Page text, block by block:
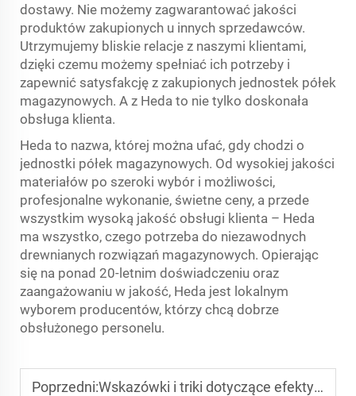
dostawy. Nie możemy zagwarantować jakości
produktów zakupionych u innych sprzedawców.
Utrzymujemy bliskie relacje z naszymi klientami,
dzięki czemu możemy spełniać ich potrzeby i
zapewnić satysfakcję z zakupionych jednostek półek
magazynowych. A z Heda to nie tylko doskonała
obsługa klienta.
Heda to nazwa, której można ufać, gdy chodzi o
jednostki półek magazynowych. Od wysokiej jakości
materiałów po szeroki wybór i możliwości,
profesjonalne wykonanie, świetne ceny, a przede
wszystkim wysoką jakość obsługi klienta – Heda
ma wszystko, czego potrzeba do niezawodnych
drewnianych rozwiązań magazynowych. Opierając
się na ponad 20-letnim doświadczeniu oraz
zaangażowaniu w jakość, Heda jest lokalnym
wyborem producentów, którzy chcą dobrze
obsłużonego personelu.
Poprzedni:Wskazówki i triki dotyczące efektywnej organizacji przechowywania z użyciem wielopoziomowych systemów półek